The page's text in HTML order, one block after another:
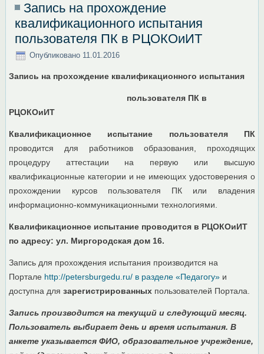
Запись на прохождение
квалификационного испытания
пользователя ПК в РЦОКОиИТ
Опубликовано 11.01.2016
Запись на прохождение квалификационного испытания
пользователя ПК в
РЦОКОиИТ
Квалификационное испытание пользователя ПК
проводится для работников образования, проходящих
процедуру аттестации на первую или высшую
квалификационные категории и не имеющих удостоверения о
прохождении курсов пользователя ПК или владения
информационно-коммуникационными технологиями.
Квалификационное испытание проводится в РЦОКОиИТ
по адресу: ул. Миргородская дом 16.
Запись для прохождения испытания производится на
Портале http://petersburgedu. ru/ в разделе «Педагогу» и
доступна длязарегистрированных пользователей Портала.
Запись производится на текущий и следующий месяц.
Пользователь выбирает день и время испытания. В
анкете указывается ФИО, образовательное учреждение,